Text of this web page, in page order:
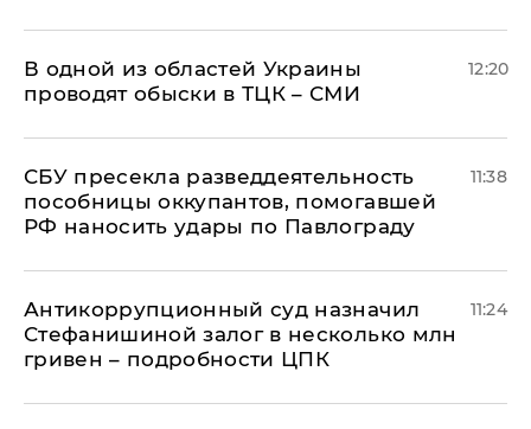
В одной из областей Украины
проводят обыски в ТЦК – СМИ
12:20
СБУ пресекла разведдеятельность
пособницы оккупантов, помогавшей
РФ наносить удары по Павлограду
11:38
Антикоррупционный суд назначил
Стефанишиной залог в несколько млн
гривен – подробности ЦПК
11:24